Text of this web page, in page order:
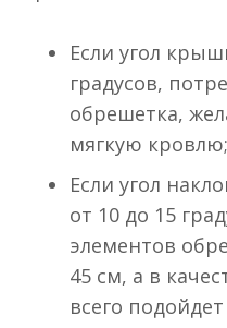
Если угол
градусов,
обрешетка,
мягкую кровлю;
Если угол
от 10 до 15
элементов
45 см, а в
всего